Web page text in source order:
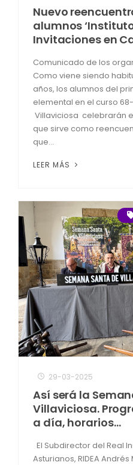
Nuevo
alumnos
Invitaciones en
Comunicado de los
Como viene siendo
años, los alumnos del
elemental en el curso 68-
Villaviciosa celebrarán
que sirve como
que...
LEER MÁS
29-03-2025
Así será la
Villaviciosa.
a día, horarios…
El Subdirector del Real
Asturianos, RIDEA